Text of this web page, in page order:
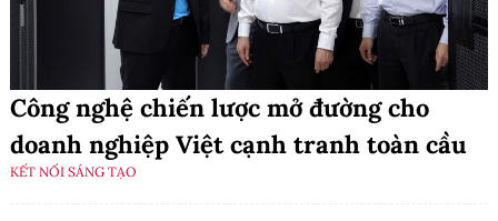
Công nghệ chiến lược mở đường cho
doanh nghiệp Việt cạnh tranh toàn cầu
KẾT NỐI SÁNG TẠO